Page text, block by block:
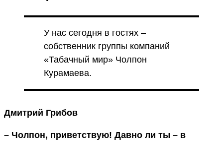
У нас сегодня в гостях –
собственник группы компаний
«Табачный мир» Чолпон
Курамаева.
Дмитрий Грибов
– Чолпон, приветствую! Давно ли ты – в